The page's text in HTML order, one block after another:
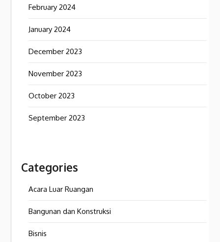
February 2024
January 2024
December 2023
November 2023
October 2023
September 2023
Categories
Acara Luar Ruangan
Bangunan dan Konstruksi
Bisnis